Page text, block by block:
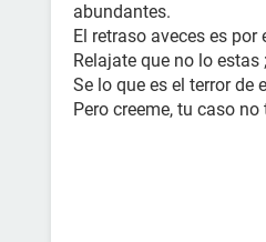
abundantes.
El retraso aveces es por
Relajate que no lo estas
Se lo que es el terror de
Pero creeme, tu caso